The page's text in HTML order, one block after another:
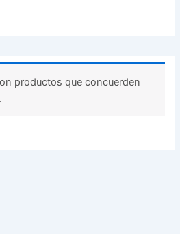
productos que concuerden